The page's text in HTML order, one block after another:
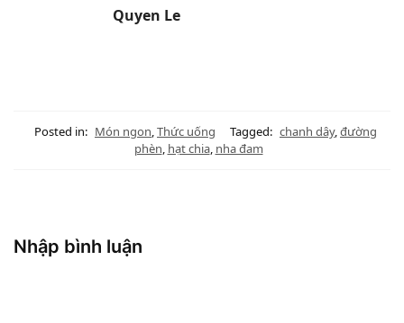
Quyen Le
Posted in: Món ngon,Thức uống Tagged: chanh dây,đường
phèn, hạt chia, nha đam
Nhập bình luận